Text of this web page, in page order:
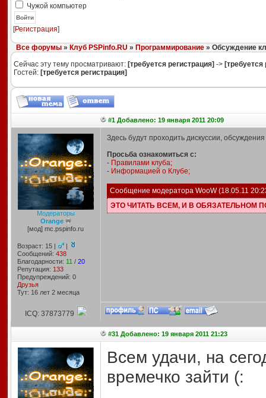
Чужой компьютер
Войти
[Регистрация]
Все форумы» Клуб PSPinfo.RU » Программирование» Обсуждение
Сейчас эту тему просматривают: [требуется регистрация] -> [требуется
Гостей: [требуется регистрация]
#1 Добавлено: 19 января 2011 20:09
Модераторы
Orange
[мод] mc.pspinfo.ru
Возраст: 15 |
|
Сообщений: 438
Благодарности: 11 / 20
Репутация: 133
Предупреждений: 0
Друзья
Тут: 16 лет 2 месяцa
Здесь будут проходить дискуссии,
Просьба ознакомиться с:
- Правилами клуба;
- Информацией о Клубе;
Сообщение модератора WooW(18.05.11
ЭТО ЧИТАТЬ ВСЕМ, И В ОБЯЗАТЕЛЬНОМ
ICQ: 37873779
#31 Добавлено: 19 января 2011 21:23
Всем удачи, на
времечко зайти (: